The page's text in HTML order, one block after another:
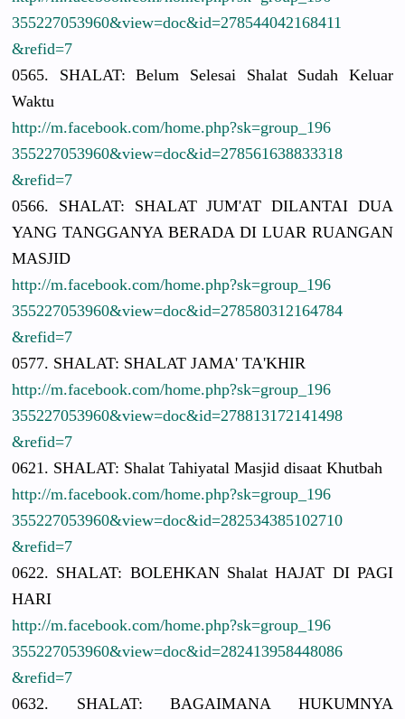
355227053960&view=doc&id=278544042168411
&refid=7
0565. SHALAT: Belum Selesai Shalat Sudah Keluar
Waktu
http://m.facebook.com/home.php?sk=group_196
355227053960&view=doc&id=278561638833318
&refid=7
0566. SHALAT: SHALAT JUM'AT DILANTAI DUA
YANG TANGGANYA BERADA DI LUAR RUANGAN
MASJID
http://m.facebook.com/home.php?sk=group_196
355227053960&view=doc&id=278580312164784
&refid=7
0577. SHALAT: SHALAT JAMA' TA'KHIR
http://m.facebook.com/home.php?sk=group_196
355227053960&view=doc&id=278813172141498
&refid=7
0621. SHALAT: Shalat Tahiyatal Masjid disaat Khutbah
http://m.facebook.com/home.php?sk=group_196
355227053960&view=doc&id=282534385102710
&refid=7
0622. SHALAT: BOLEHKAN Shalat HAJAT DI PAGI
HARI
http://m.facebook.com/home.php?sk=group_196
355227053960&view=doc&id=282413958448086
&refid=7
0632. SHALAT: BAGAIMANA HUKUMNYA